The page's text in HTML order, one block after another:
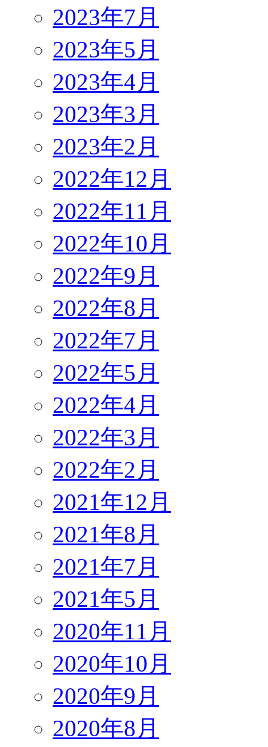
2023年7月
2023年5月
2023年4月
2023年3月
2023年2月
2022年12月
2022年11月
2022年10月
2022年9月
2022年8月
2022年7月
2022年5月
2022年4月
2022年3月
2022年2月
2021年12月
2021年8月
2021年7月
2021年5月
2020年11月
2020年10月
2020年9月
2020年8月